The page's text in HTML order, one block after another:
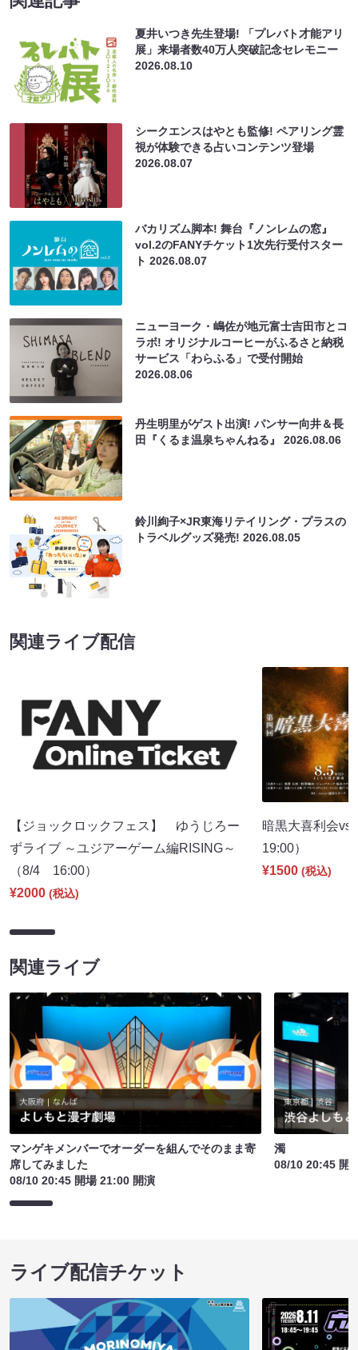
夏井いつき先生登場! 「プレバト才能アリ
展」来場者数40万人突破記念セレモニー
2026.08.10
シークエンスはやとも監修! ペアリング霊
視が体験できる占いコンテンツ登場
2026.08.07
バカリズム脚本! 舞台『ノンレムの窓』
vol.2のFANYチケット1次先行受付スター
ト2026.08.07
ニューヨーク・嶋佐が地元富士吉田市とコ
ラボ! オリジナルコーヒーがふるさと納税
サービス「わらふる」で受付開始
2026.08.06
丹生明里がゲスト出演! パンサー向井＆長
田『くるま温泉ちゃんねる』2026.08.06
鈴川絢子×JR東海リテイリング・プラスの
トラベルグッズ発売!2026.08.05
関連ライブ配信
【ジョックロックフェス】 ゆうじろー
ずライブ ～ユジアーゲーム編RISING～
（8/4 16:00）
¥2000 (税込)
暗黒大喜利会
19:00）
¥1500 (税込)
関連ライブ
マンゲキメンバーでオーダーを組んでそのまま寄
席してみました
08/10 20:45 開場 21:00 開演
濁
08/10 20:45 開
ライブ配信チケット